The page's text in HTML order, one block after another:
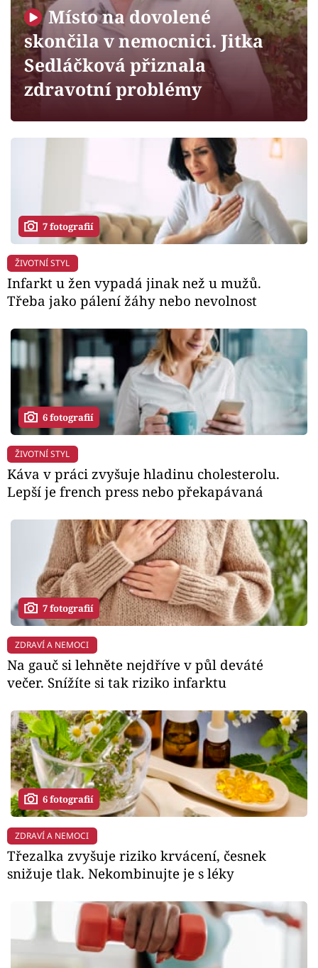
Sledujte prima+
Filmový festival Karlovy Vary
Mámy sobě
Sledujte nás
Místo na dovolené
skončila v nemocnici. Jitka
Sedláčková přiznala
zdravotní problémy
7 fotografií
ŽIVOTNÍ STYL
Infarkt u žen vypadá jinak než u mužů.
Třeba jako pálení žáhy nebo nevolnost
6 fotografií
ŽIVOTNÍ STYL
Káva v práci zvyšuje hladinu cholesterolu.
Lepší je french press nebo překapávaná
7 fotografií
ZDRAVÍ A NEMOCI
Na gauč si lehněte nejdříve v půl deváté
večer. Snížíte si tak riziko infarktu
6 fotografií
ZDRAVÍ A NEMOCI
Třezalka zvyšuje riziko krvácení, česnek
snižuje tlak. Nekombinujte je s léky